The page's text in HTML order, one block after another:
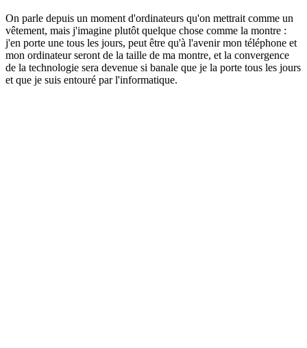
On parle depuis un moment d'ordinateurs qu'on mettrait comme un
vêtement, mais j'imagine plutôt quelque chose comme la montre :
j'en porte une tous les jours, peut être qu'à l'avenir mon téléphone et
mon ordinateur seront de la taille de ma montre, et la convergence
de la technologie sera devenue si banale que je la porte tous les jours
et que je suis entouré par l'informatique.